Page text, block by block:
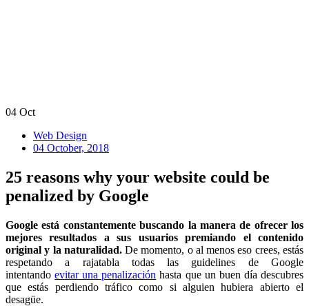
04 Oct
Web Design
04 October, 2018
25 reasons why your website could be
penalized by Google
Google está constantemente buscando la manera de ofrecer los
mejores resultados a sus usuarios premiando el contenido
original y la naturalidad.De momento, o al menos eso crees, estás
respetando a rajatabla todas las guidelines de Google
intentandoevitar una penalización hasta que un buen día descubres
que estás perdiendo tráfico como si alguien hubiera abierto el
desagüe.